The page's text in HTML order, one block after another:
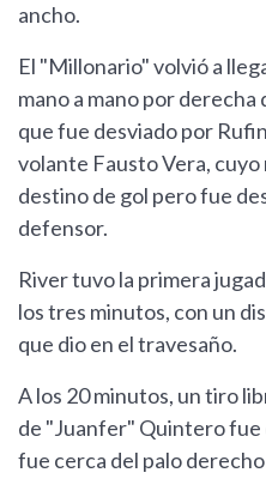
ancho.
El "Millonario" volvió a
mano a mano por
que fue desviado por
volante Fausto Vera,
destino de gol pero fue
defensor.
River tuvo la primera
los tres minutos, con un
que dio en el travesaño.
A los 20 minutos, un tiro
de "Juanfer" Quintero fue
fue cerca del palo